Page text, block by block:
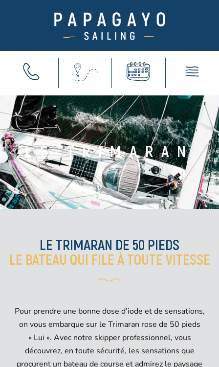
LE TRIMARAN
LE TRIMARAN DE 50 PIEDS
LE BATEAU QUI FILE À TOUTE VITESSE
Pour prendre une bonne dose d’iode et de sensations,
on vous embarque sur le Trimaran rose de 50 pieds
« Lui ». Avec notre skipper professionnel, vous
découvrez, en toute sécurité, les sensations que
procurent un bateau de course et admirez le paysage